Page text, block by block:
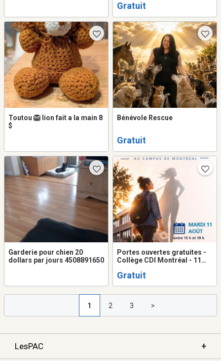
Gratuit
Toutou 🦁 lion fait a la main 8
$
Bénévole Rescue
Gratuit
Garderie pour chien 20
dollars par jours 4508891650
Portes ouvertes gratuites -
Collège CDI Montréal - 11
Gratuit
1 2 3 >
LesPAC +